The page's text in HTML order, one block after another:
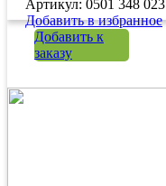
Артикул: 0501 348 023
Добавить в избранное
Добавить к
заказу